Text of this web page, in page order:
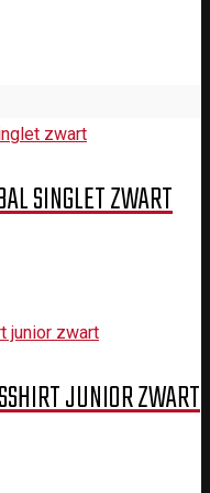
SINGLET ZWART
JUNIOR ZWART